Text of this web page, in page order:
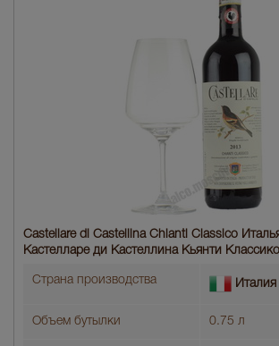
Castellare di Castellina Chianti Classico
Кастелларе ди Кастеллина Кьянти Классико
Страна производства Италия
Объем бутылки 0.75 л